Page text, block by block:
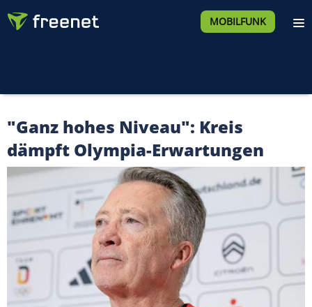
MOBILFUNK
"Ganz hohes Niveau": Kreis
dämpft Olympia-Erwartungen